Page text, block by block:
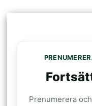
Prenumerera